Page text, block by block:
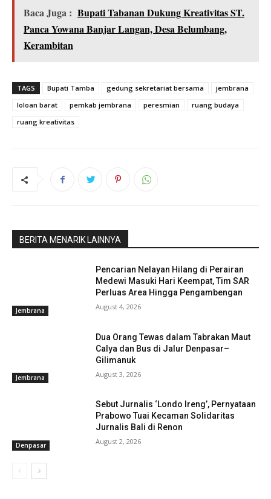
Baca Juga : Bupati Tabanan Dukung Kreativitas ST.
Panca Yowana Banjar Langan, Desa Belumbang,
Kerambitan
TAGS Bupati Tamba gedung sekretariat bersama
jembrana
loloan barat
pemkab jembrana peresmian
ruang budaya
ruang kreativitas
BERITA MENARIK LAINNYA
Jembrana
Pencarian Nelayan Hilang di Perairan
Medewi Masuki Hari Keempat, Tim SAR
Perluas Area Hingga Pengambengan
August 4, 2026
Jembrana
Dua Orang Tewas dalam Tabrakan Maut
Calya dan Bus di Jalur Denpasar–
Gilimanuk
August 3, 2026
Denpasar
Sebut Jurnalis ‘Londo Ireng’, Pernyataan
Prabowo Tuai Kecaman Solidaritas
Jurnalis Bali di Renon
August 2, 2026